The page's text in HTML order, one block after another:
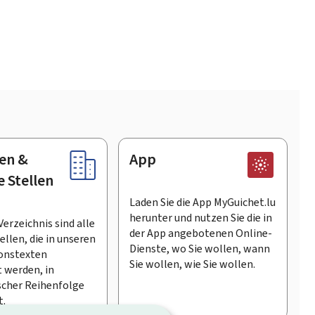
&
Stellen
sind alle
die in unseren
in
Reihenfolge
App
Laden Sie die App MyGuichet.lu
herunter und nutzen Sie die in
der App angebotenen Online-
Dienste, wo Sie wollen, wann
Sie wollen, wie Sie wollen.